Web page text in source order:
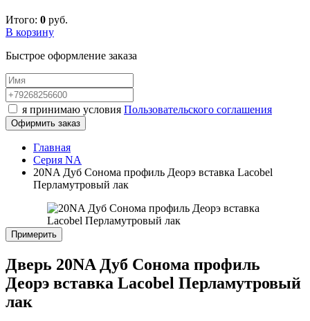
Итого: 0 руб.
В корзину
Быстрое оформление заказа
я принимаю условия Пользовательского соглашения
Офирмить заказ
Главная
Серия NA
20NA Дуб Сонома профиль Деорэ вставка Lacobel
Перламутровый лак
Примерить
Дверь 20NA Дуб Сонома профиль
Деорэ вставка Lacobel Перламутровый
лак